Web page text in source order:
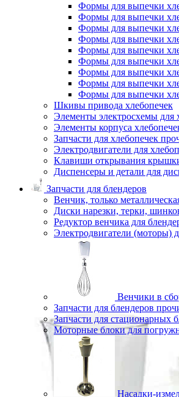
Формы для выпечки
Формы для выпечки
Формы для выпечки
Формы для выпечки
Формы для выпечки
Формы для выпечки
Формы для выпечки
Формы для выпечки
Формы для выпечки
Шкивы привода хлебопечек
Элементы электросхемы для
Элементы корпуса
Запчасти для хлебопечек
Электродвигатели для
Клавиши открывания
Диспенсеры и детали для
Запчасти для блендеров
Венчик, только
Диски нарезки, терки,
Редуктор венчика для
Электродвигатели (моторы)
Венчики в
Запчасти для блендеров
Запчасти для стационарных
Моторные блоки для
Насадки-